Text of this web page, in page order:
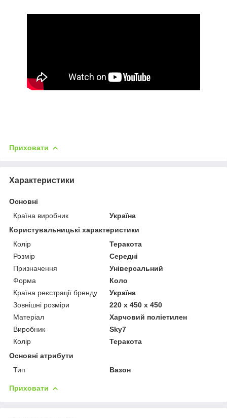
Приховати
Характеристики
Основні
Країна виробник
Україна
Користувальницькі характеристики
Колір
Теракота
Розмір
Середні
Призначення
Універсальний
Форма
Коло
Країна реєстрації бренду
Україна
Зовнішні розміри
220 х 450 х 450
Матеріал
Харчовий поліетилен
Виробник
Sky7
Колір
Теракота
Основні атрибути
Тип
Вазон
Приховати